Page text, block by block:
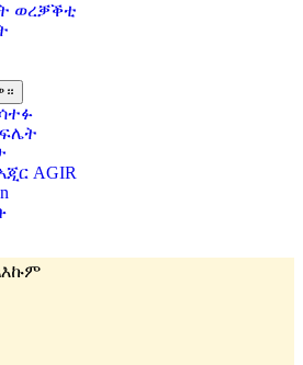
ወረቓቕቲ
AGIR